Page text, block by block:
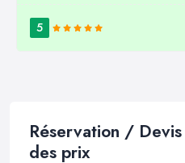
5
Réservation /
des prix